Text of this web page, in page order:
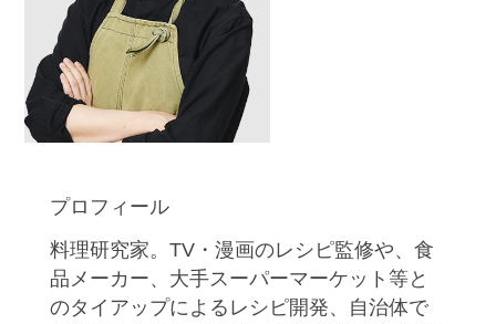
プロフィール
料理研究家。TV・漫画のレシピ監修や、食
品メーカー、大手スーパーマーケット等と
のタイアップによるレシピ開発、自治体で